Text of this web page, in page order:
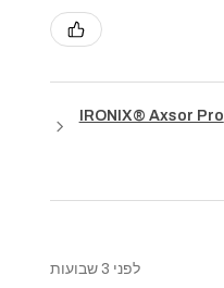
ספת כושר מקצועית IRONIX® Axsor Pro
לפני 3 שבועות